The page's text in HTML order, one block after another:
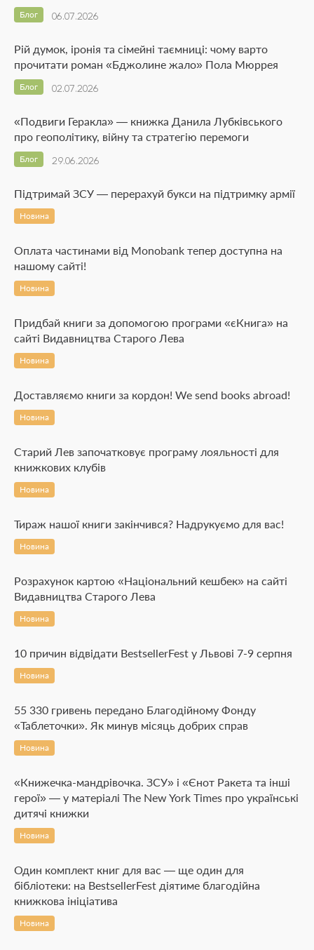
06.07.2026
Блог
Рій думок, іронія та сімейні таємниці: чому варто
прочитати роман «Бджолине жало» Пола Мюррея
02.07.2026
Блог
«Подвиги Геракла» — книжка Данила Лубківського
про геополітику, війну та стратегію перемоги
29.06.2026
Блог
Підтримай ЗСУ — перерахуй букси на підтримку армії
Новина
Оплата частинами від Monobank тепер доступна на
нашому сайті!
Новина
Придбай книги за допомогою програми «єКнига» на
сайті Видавництва Старого Лева
Новина
Доставляємо книги за кордон! We send books abroad!
Новина
Старий Лев започатковує програму лояльності для
книжкових клубів
Новина
Тираж нашої книги закінчився? Надрукуємо для вас!
Новина
Розрахунок картою «Національний кешбек» на сайті
Видавництва Старого Лева
Новина
10 причин відвідати BestsellerFest у Львові 7-9 серпня
Новина
55 330 гривень передано Благодійному Фонду
«Таблеточки». Як минув місяць добрих справ
Новина
«Книжечка-мандрівочка. ЗСУ» і «Єнот Ракета та інші
герої» — у матеріалі The New York Times про українські
дитячі книжки
Новина
Один комплект книг для вас — ще один для
бібліотеки: на BestsellerFest діятиме благодійна
книжкова ініціатива
Новина